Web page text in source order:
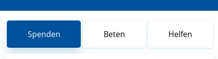
Spenden Beten Helfen